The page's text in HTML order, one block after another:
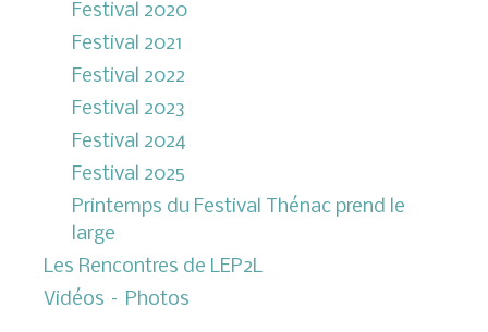
Festival 2020
Festival 2021
Festival 2022
Festival 2023
Festival 2024
Festival 2025
Printemps du Festival Thénac prend le
large
Les Rencontres de LEP2L
Vidéos – Photos